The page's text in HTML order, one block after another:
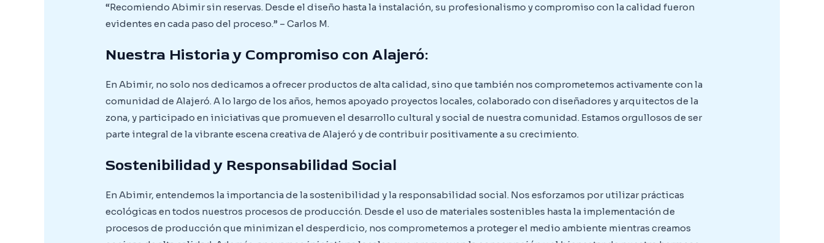
“Recomiendo Abimir sin reservas. Desde el diseño hasta la instalación, su profesionalismo y compromiso con la calidad fueron
evidentes en cada paso del proceso.” – Carlos M.
Nuestra Historia y Compromiso con Alajeró:
En Abimir, no solo nos dedicamos a ofrecer productos de alta calidad, sino que también nos comprometemos activamente con la
comunidad de Alajeró. A lo largo de los años, hemos apoyado proyectos locales, colaborado con diseñadores y arquitectos de la
zona, y participado en iniciativas que promueven el desarrollo cultural y social de nuestra comunidad. Estamos orgullosos de ser
parte integral de la vibrante escena creativa de Alajeró y de contribuir positivamente a su crecimiento.
Sostenibilidad y Responsabilidad Social
En Abimir, entendemos la importancia de la sostenibilidad y la responsabilidad social. Nos esforzamos por utilizar prácticas
ecológicas en todos nuestros procesos de producción. Desde el uso de materiales sostenibles hasta la implementación de
procesos de producción que minimizan el desperdicio, nos comprometemos a proteger el medio ambiente mientras creamos